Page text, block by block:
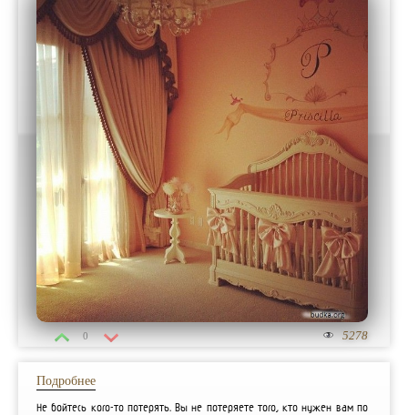
5278
0
Подробнее
Не бойтесь кого-то потерять. Вы не потеряете того, кто нужен вам по